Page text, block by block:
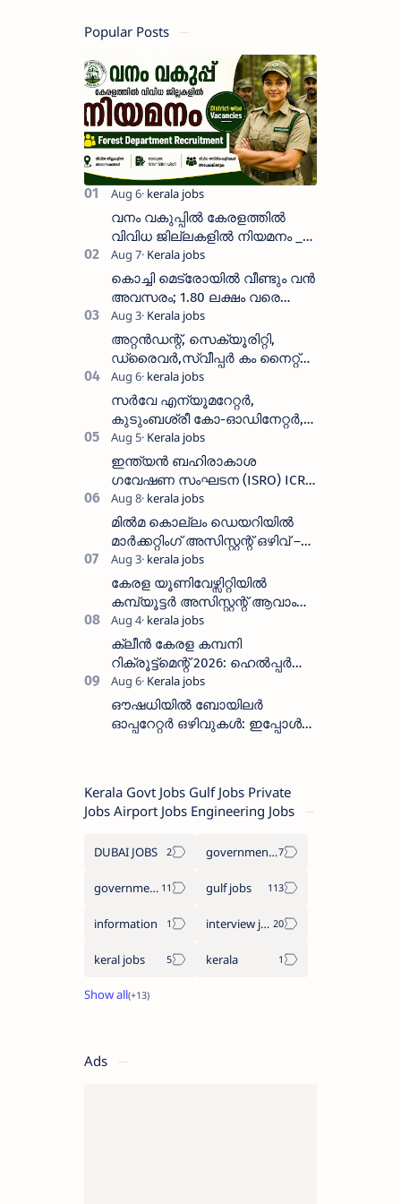
Popular Posts
വനം വകുപ്പിൽ കേരളത്തിൽ
വിവിധ ജില്ലകളിൽ നിയമനം _
Forest Department Recruitment |
District-wise Vacancies
കൊച്ചി മെട്രോയിൽ വീണ്ടും വൻ
അവസരം; 1.80 ലക്ഷം വരെ
ശമ്പളം വാങ്ങാം, യോഗ്യത
അറിയാം
അറ്റൻഡന്റ്, സെക്യൂരിറ്റി,
ഡ്രൈവർ,സ്വീപ്പർ കം നൈറ്റ്
വാച്ച്മാൻ തുടങ്ങി നിരവധി
ഒഴിവുകൾ
സർവേ എന്യൂമറേറ്റർ,
കുടുംബശ്രീ കോ-ഓഡിനേറ്റർ,
ആശ വർക്കർ ഒഴിവുകളിൽ
അപേക്ഷിക്കാം
ഇന്ത്യൻ ബഹിരാകാശ
ഗവേഷണ സംഘടന (ISRO) ICRB
യിൽ ജോലി അവസരം :ശമ്പളം
25, 500 രൂപ മുതൽ
മിൽമ കൊല്ലം ഡെയറിയിൽ
മാർക്കറ്റിംഗ് അസിസ്റ്റന്റ് ഒഴിവ് –
വാക്ക് ഇൻ ഇന്റർവ്യൂ ഓഗസ്റ്റ്
11-ന്
കേരള യൂണിവേഴ്സിറ്റിയിൽ
കമ്പ്യൂട്ടർ അസിസ്റ്റന്റ് ആവാം
:അവസാന തീയതി: ഓഗസ്റ്റ് 5 ന്
ക്ലീൻ കേരള കമ്പനി
റിക്രൂട്ട്മെന്റ് 2026: ഹെൽപ്പർ
തസ്തികയിലേക്ക് ഓഗസ്റ്റ് 5-ന്
വാക്ക് ഇൻ ഇന്റർവ്യൂ
ഔഷധിയിൽ ബോയിലർ
ഓപ്പറേറ്റർ ഒഴിവുകൾ: ഇപ്പോൾ
Kerala Govt Jobs Gulf Jobs Private
Jobs Airport Jobs Engineering Jobs
DUBAI JOBS government information
government jobs gulf jobs
information interview jobs
keral jobs kerala
Ads